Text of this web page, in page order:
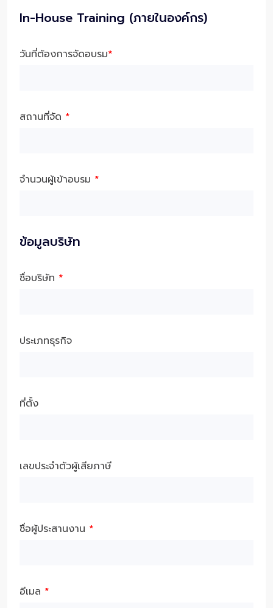
In-House Training (ภายในองค์กร)
วันที่ต้องการจัดอบรม*
สถานที่จัด *
จำนวนผู้เข้าอบรม *
ข้อมูลบริษัท
ชื่อบริษัท *
ประเภทธุรกิจ
ที่ตั้ง
เลขประจำตัวผู้เสียภาษี
ชื่อผู้ประสานงาน *
อีเมล *